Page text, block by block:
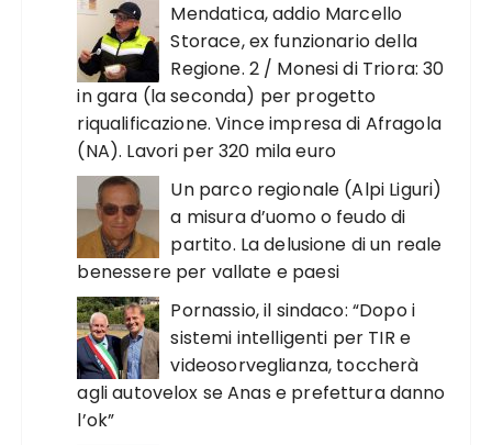
Mendatica, addio Marcello
Storace, ex funzionario della
Regione. 2 / Monesi di Triora: 30
in gara (la seconda) per progetto
riqualificazione. Vince impresa di Afragola
(NA). Lavori per 320 mila euro
Un parco regionale (Alpi Liguri)
a misura d’uomo o feudo di
partito. La delusione di un reale
benessere per vallate e paesi
Pornassio, il sindaco: “Dopo i
sistemi intelligenti per TIR e
videosorveglianza, toccherà
agli autovelox se Anas e prefettura danno
l’ok”